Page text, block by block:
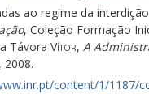
ao regime da
, Coleção Formação
Távora Vítor, A
2008.
content/1/1187/